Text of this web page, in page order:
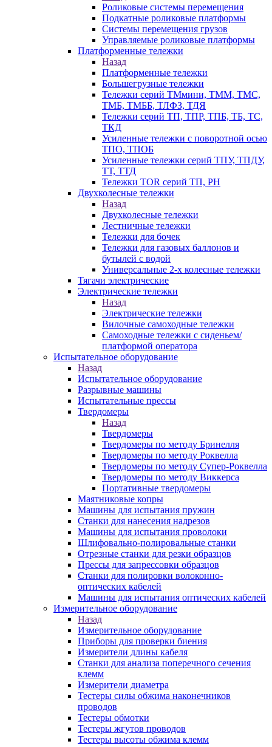
Роликовые системы перемещения
Подкатные роликовые платформы
Системы перемещения грузов
Управляемые роликовые платформы
Платформенные тележки
Назад
Платформенные тележки
Большегрузные тележки
Тележки серий ТМмини, ТММ, ТМС,
ТМБ, ТМББ, ТЛФЗ, ТДЯ
Тележки серий ТП, ТПР, ТПБ, ТБ, ТС,
ТКД
Усиленные тележки с поворотной осью
ТПО, ТПОБ
Усиленные тележки серий ТПУ, ТПДУ,
ТТ, ТТД
Тележки TOR серий ТП, PH
Двухколесные тележки
Назад
Двухколесные тележки
Лестничные тележки
Тележки для бочек
Тележки для газовых баллонов и
бутылей с водой
Универсальные 2-х колесные тележки
Тягачи электрические
Электрические тележки
Назад
Электрические тележки
Вилочные самоходные тележки
Самоходные тележки с сиденьем/
платформой оператора
Испытательное оборудование
Назад
Испытательное оборудование
Разрывные машины
Испытательные прессы
Твердомеры
Назад
Твердомеры
Твердомеры по методу Бринелля
Твердомеры по методу Роквелла
Твердомеры по методу Супер-Роквелла
Твердомеры по методу Виккерса
Портативные твердомеры
Маятниковые копры
Машины для испытания пружин
Станки для нанесения надрезов
Машины для испытания проволоки
Шлифовально-полировальные станки
Отрезные станки для резки образцов
Прессы для запрессовки образцов
Станки для полировки волоконно-
оптических кабелей
Машины для испытания оптических кабелей
Измерительное оборудование
Назад
Измерительное оборудование
Приборы для проверки биения
Измерители длины кабеля
Станки для анализа поперечного сечения
клемм
Измерители диаметра
Тестеры силы обжима наконечников
проводов
Тестеры обмотки
Тестеры жгутов проводов
Тестеры высоты обжима клемм